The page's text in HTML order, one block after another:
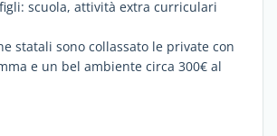
scuola, attività extra curriculari
statali sono collassato le private con
e un bel ambiente circa 300€ al